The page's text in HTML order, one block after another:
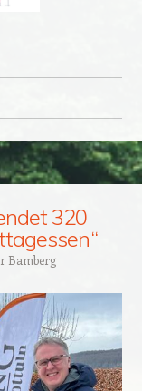
320
Bamberg